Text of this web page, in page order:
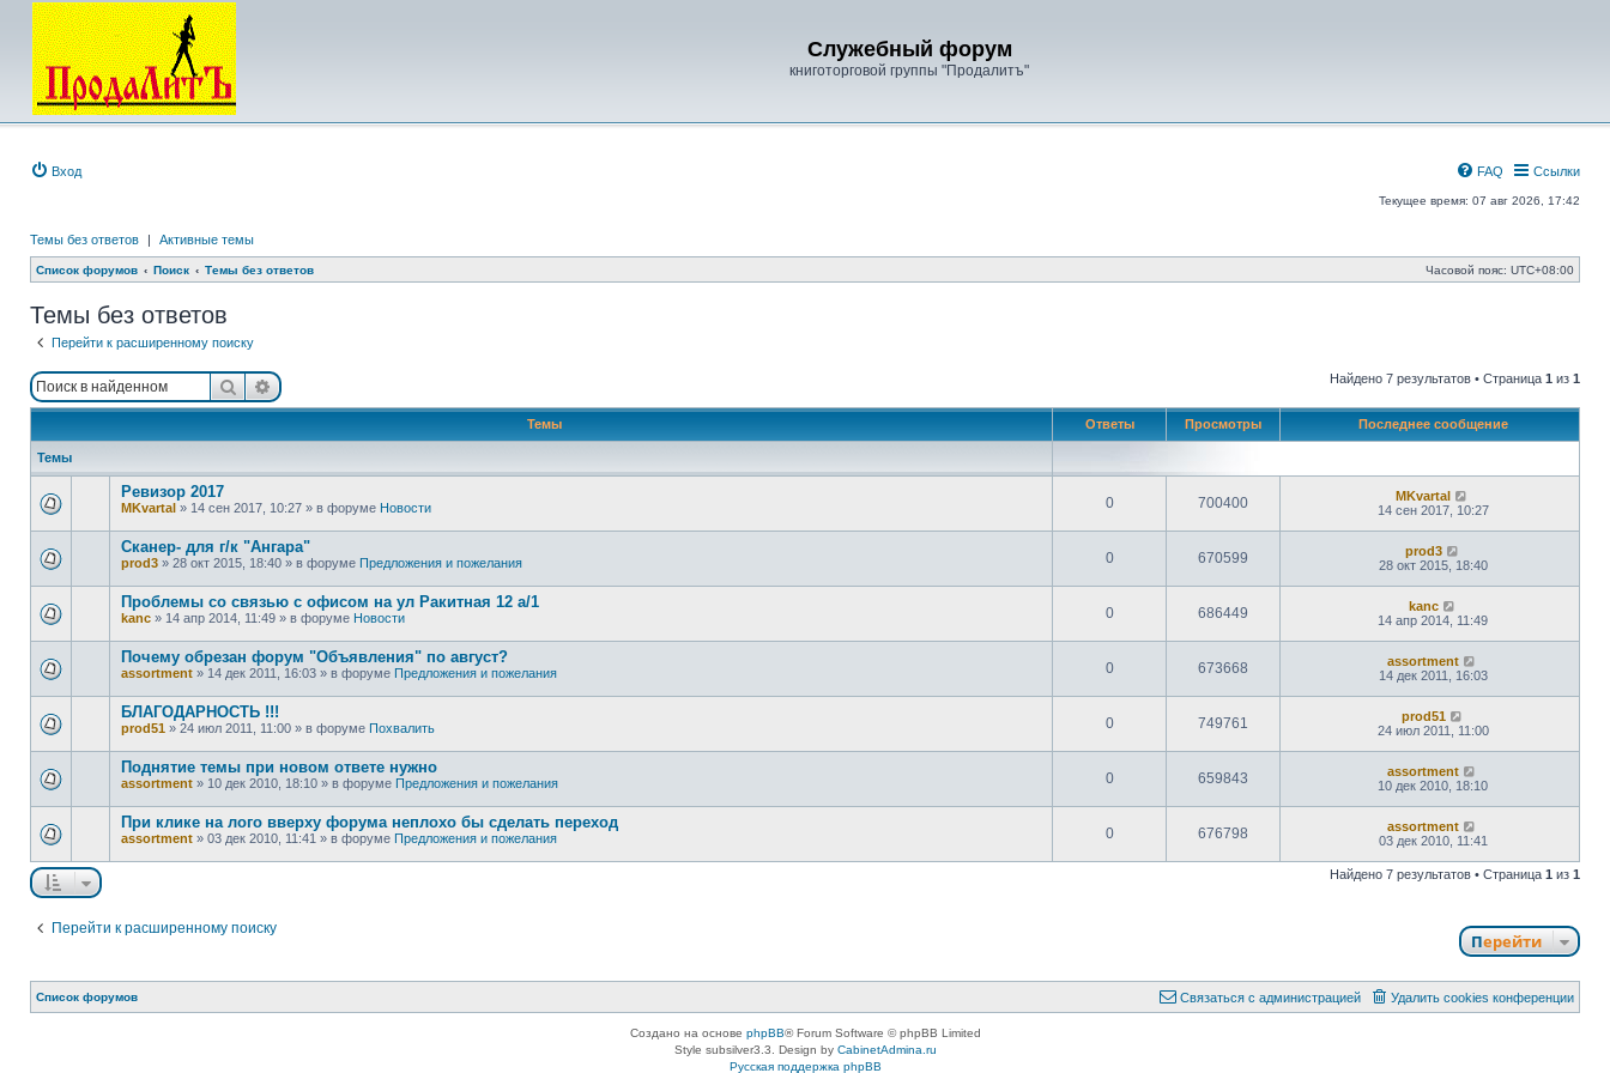
Служебный форум
книготорговой группы "Продалитъ"
Вход Ссылки
FAQ
Текущее время: 07 авг 2026, 17:42
Темы без ответов | Активные темы
Список форумов Поиск Темы без ответов Часовой пояс: UTC+08:00
Темы без ответов
Перейти к расширенному поиску
ПоискРасширенный поиск Найдено 7 результатов • Страница 1 из 1
Темы Ответы Просмотры Последнее сообщение
Темы
Ревизор 2017
MKvartal » 14 сен 2017, 10:27 » в форуме Новости 0 700400
MKvartal
14 сен 2017, 10:27
Сканер- для г/к "Ангара"
prod3 » 28 окт 2015, 18:40 » в форуме Предложения и пожелания 0 670599
prod3
28 окт 2015, 18:40
Проблемы со связью с офисом на ул Ракитная 12 а/1
kanc » 14 апр 2014, 11:49 » в форуме Новости 0 686449
kanc
14 апр 2014, 11:49
Почему обрезан форум "Объявления" по август?
assortment » 14 дек 2011, 16:03 » в форуме Предложения и пожелания 0 673668
assortment
14 дек 2011, 16:03
БЛАГОДАРНОСТЬ !!!
prod51 » 24 июл 2011, 11:00 » в форуме Похвалить 0 749761
prod51
24 июл 2011, 11:00
Поднятие темы при новом ответе нужно
assortment » 10 дек 2010, 18:10 » в форуме Предложения и пожелания 0 659843
assortment
10 дек 2010, 18:10
При клике на лого вверху форума неплохо бы сделать переход
assortment » 03 дек 2010, 11:41 » в форуме Предложения и пожелания 0 676798
assortment
03 дек 2010, 11:41
Найдено 7 результатов • Страница 1 из 1
Перейти к расширенному поиску
Перейти
Список форумов Удалить cookies конференции
Связаться с администрацией
Создано на основе phpBB® Forum Software © phpBB Limited
Style subsilver3.3. Design by CabinetAdmina.ru
Русская поддержка phpBB